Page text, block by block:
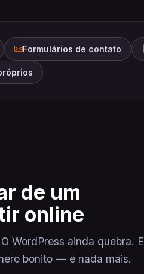
Formulários de contato
de um
online
WordPress ainda quebra. E
bonito — e nada mais.